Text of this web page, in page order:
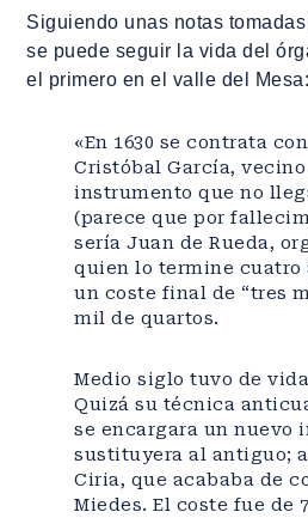
Siguiendo unas notas
se puede seguir la vida del
el primero en el valle del Mesa:
«En 1630 se contrata
Cristóbal García,
instrumento que no
(parece que por
sería Juan de Rueda,
quien lo termine cuatro
un coste final de “tres
mil de quartos.
Medio siglo tuvo de
Quizá su técnica
se encargara un nuevo
sustituyera al antiguo;
Ciria, que acababa de
Miedes. El coste fue de